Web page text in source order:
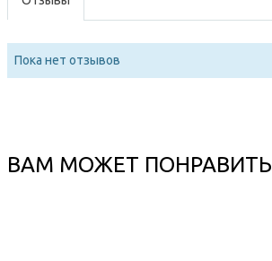
Пока нет отзывов
ВАМ МОЖЕТ